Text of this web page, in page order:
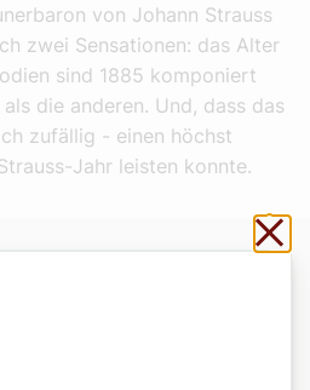
von Johann Strauss
zwei Sensationen: das Alter
sind 1885 komponiert
die anderen. Und, dass das
zufällig - einen höchst
Jahr leisten konnte.